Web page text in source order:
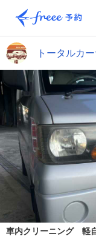
トータルカ
車内クリーニング 軽